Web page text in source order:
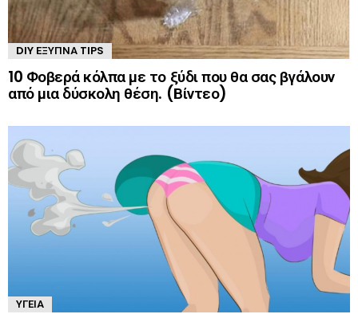
DIY ΈΞΥΠΝΑ TIPS
10 Φοβερά κόλπα με το ξύδι που θα σας βγάλουν
από μια δύσκολη θέση. (Βίντεο)
ΥΓΕΊΑ